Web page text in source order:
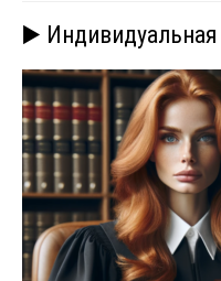
▶️ Индивидуальная